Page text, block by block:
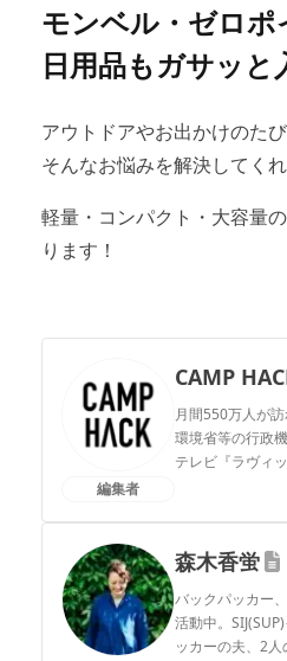
モンベル・ゼロ
日用品もガサッと
アウトドアやお出かけのた
そんなお悩みを解決してく
軽量・コンパクト・大容量
ります！
編集者
CAMP
月間550万人が
環境省等の行政
テレビ『ラヴィ
森木香蛍
バックパッカー
活動中。
ッカーの夫、2